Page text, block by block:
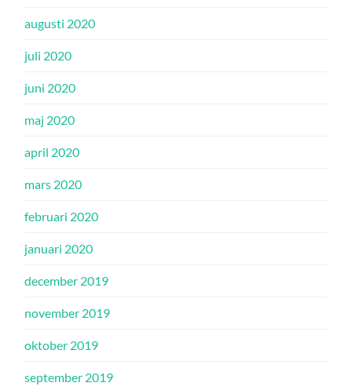
augusti 2020
juli 2020
juni 2020
maj 2020
april 2020
mars 2020
februari 2020
januari 2020
december 2019
november 2019
oktober 2019
september 2019